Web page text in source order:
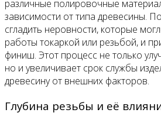
различные полировочные
зависимости от типа древесины.
сгладить неровности, которые
работы токаркой или резьбой, и
финиш. Этот процесс не только
но и увеличивает срок службы
древесину от внешних факторов.
Глубина резьбы и её